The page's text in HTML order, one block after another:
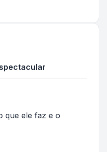
que ele faz e o